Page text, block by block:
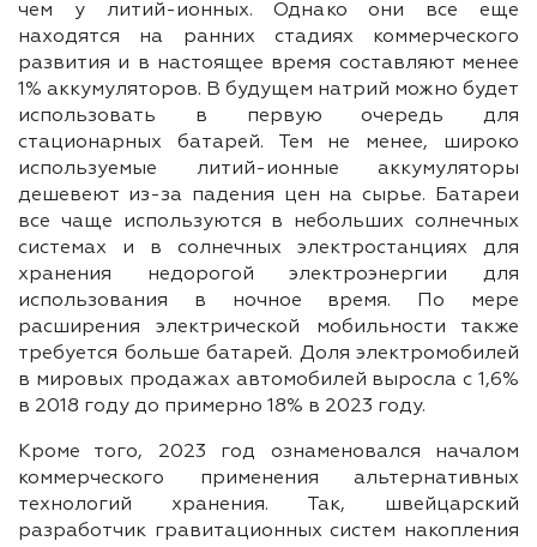
чем у литий-ионных. Однако они все еще
находятся на ранних стадиях коммерческого
развития и в настоящее время составляют менее
1% аккумуляторов. В будущем натрий можно будет
использовать в первую очередь для
стационарных батарей. Тем не менее, широко
используемые литий-ионные аккумуляторы
дешевеют из-за падения цен на сырье. Батареи
все чаще используются в небольших солнечных
системах и в солнечных электростанциях для
хранения недорогой электроэнергии для
использования в ночное время. По мере
расширения электрической мобильности также
требуется больше батарей. Доля электромобилей
в мировых продажах автомобилей выросла с 1,6%
в 2018 году до примерно 18% в 2023 году.
Кроме того, 2023 год ознаменовался началом
коммерческого применения альтернативных
технологий хранения. Так, швейцарский
разработчик гравитационных систем накопления